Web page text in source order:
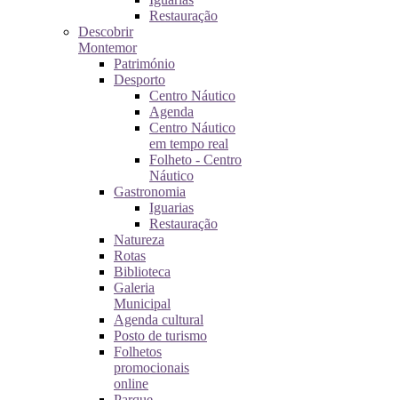
Restauração
Descobrir
Montemor
Património
Desporto
Centro Náutico
Agenda
Centro Náutico
em tempo real
Folheto - Centro
Náutico
Gastronomia
Iguarias
Restauração
Natureza
Rotas
Biblioteca
Galeria
Municipal
Agenda cultural
Posto de turismo
Folhetos
promocionais
online